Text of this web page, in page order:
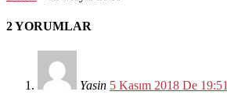
2 YORUMLAR
Yasin 5 Kasım 2018 De 19:51